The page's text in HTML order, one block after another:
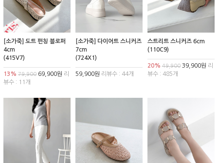
[소가죽] 도트 펀칭 블로퍼
4cm
(415V7)
13% 79,900 69,900원 리
뷰수 : 11개
[소가죽] 다이어트 스니커즈
7cm
(724X1)
59,900원 리뷰수 : 44개
스트리트 스니커즈 6cm
(110C9)
20% 49,90039,900원 리
뷰수 : 485개